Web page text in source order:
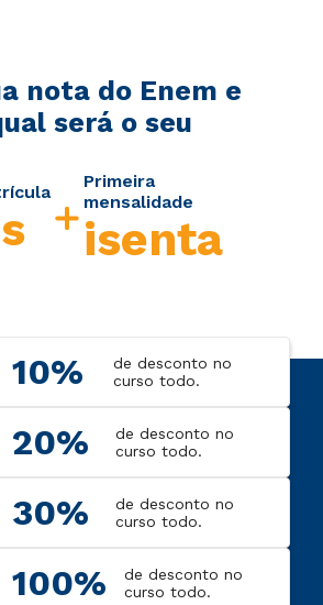
nota do Enem e
será o seu
Primeira
mensalidade
isenta
10%
de desconto no
curso todo.
20%
de desconto no
curso todo.
30%
de desconto no
curso todo.
100%
de desconto no
curso todo.